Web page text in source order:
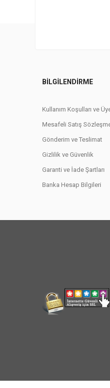
BILGILENDIRME
Kullanım Koşulları ve
Mesafeli Satış
Gönderim ve Teslimat
Gizlilik ve Güvenlik
Garanti ve İade Şartları
Banka Hesap Bilgileri